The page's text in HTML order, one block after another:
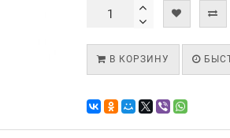
В КОРЗИНУ